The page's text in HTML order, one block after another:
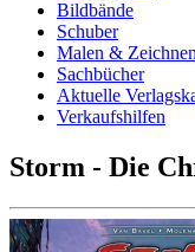
Bildbände
Schuber
Malen & Zeichnen
Sachbücher
Aktuelle
Verkaufshilfen
Storm - Die